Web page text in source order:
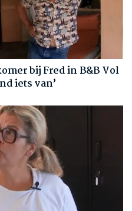
bij Fred in B&B Vol
iets van’